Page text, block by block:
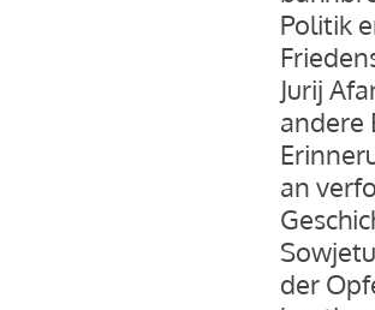
Politik
Jurij
andere
an
der